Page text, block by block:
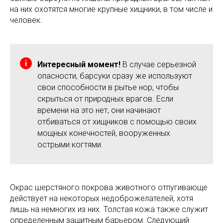
на них охотятся многие крупные хищники, в том числе и
человек.
Интересный момент! В случае серьезной
опасности, барсуки сразу же используют
свои способности в рытье нор, чтобы
скрыться от природных врагов. Если
времени на это нет, они начинают
отбиваться от хищников с помощью своих
мощных конечностей, вооруженных
острыми когтями.
Окрас шерстяного покрова животного отпугивающе
действует на некоторых недоброжелателей, хотя
лишь на немногих из них. Толстая кожа также служит
определенным защитным барьером. Следующий